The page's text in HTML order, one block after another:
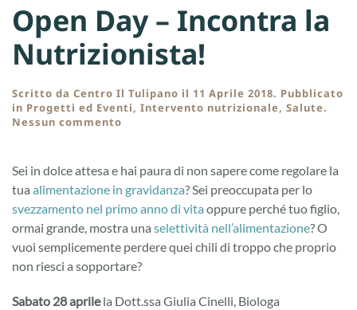
Open Day – Incontra la
Nutrizionista!
Scritto da Centro Il Tulipano il 11 Aprile 2018. Pubblicato
in Progetti ed Eventi, Intervento nutrizionale, Salute.
Nessun commento
–
Incontra
la
Nutrizionista!
Sei in dolce attesa e hai paura di non sapere come regolare la
tua alimentazione in gravidanza? Sei preoccupata per lo
svezzamento nel primo anno di vita oppure perché tuo figlio,
ormai grande, mostra una selettività nell’alimentazione? O
vuoi semplicemente perdere quei chili di troppo che proprio
non riesci a sopportare?
Sabato 28 aprilela Dott.ssa Giulia Cinelli, Biologa